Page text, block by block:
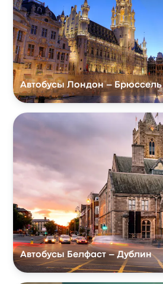
Автобусы Лондон – Брюссель
Автобусы Белфаст – Дублин